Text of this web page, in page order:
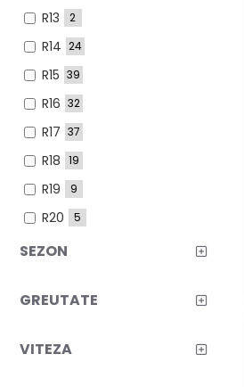
GREUTATE
SEZON
VITEZA
R13 2
R14 24
R15 39
R16 32
R17 37
R18 19
R19 9
R20 5
R21
R195 4